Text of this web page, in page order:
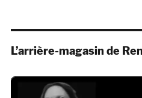
L’arrière-magasin de